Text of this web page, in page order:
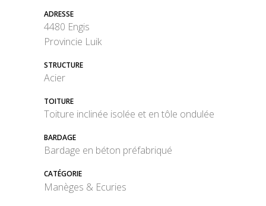
ADRESSE
4480 Engis
Provincie Luik
STRUCTURE
Acier
TOITURE
Toiture inclinée isolée et en tôle ondulée
BARDAGE
Bardage en béton préfabriqué
CATÉGORIE
Manèges & Ecuries